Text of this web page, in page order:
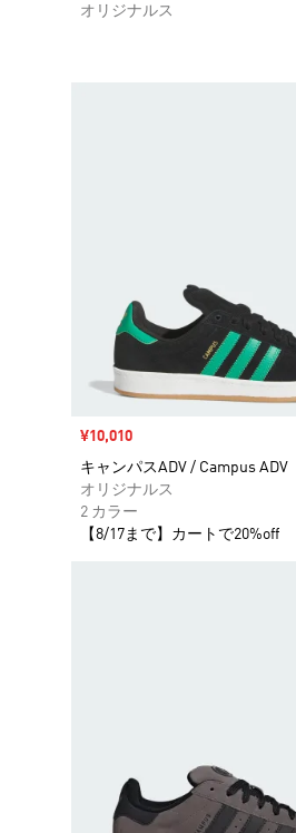
オリジナルス
セール価格
¥10,010
キャンパスADV / Campus ADV
オリジナルス
2 カラー
【8/17まで】カートで20%off